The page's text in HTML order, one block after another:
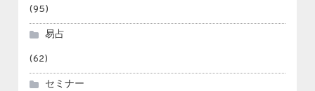
(95)
易占
(62)
セミナー